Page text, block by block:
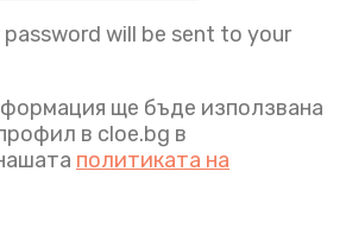
will be sent to your
ще бъде използвана
в cloe.bg в
политиката на